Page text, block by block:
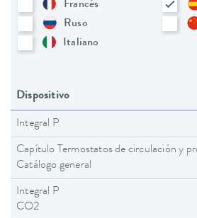
Francés
Ruso
Italiano
Dispositivo
Integral P
Capítulo Termostatos de circulación y
Catálogo general
Integral P
CO2